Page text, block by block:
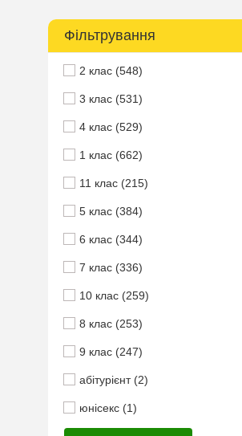
Фільтрування
2 клас (548)
3 клас (531)
4 клас (529)
1 клас (662)
11 клас (215)
5 клас (384)
6 клас (344)
7 клас (336)
10 клас (259)
8 клас (253)
9 клас (247)
абітурієнт (2)
юнісекс (1)